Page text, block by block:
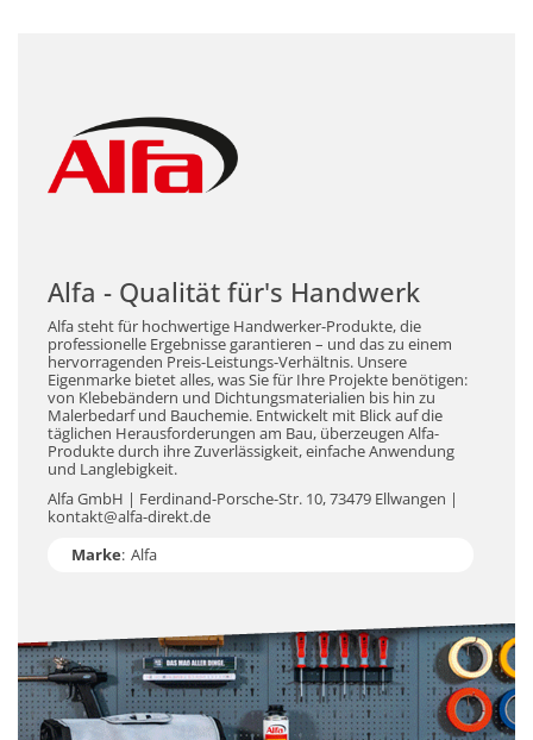
Alfa - Qualität für's Handwerk
Alfa steht für hochwertige Handwerker-Produkte, die
professionelle Ergebnisse garantieren – und das zu einem
hervorragenden Preis-Leistungs-Verhältnis. Unsere
Eigenmarke bietet alles, was Sie für Ihre Projekte benötigen:
von Klebebändern und Dichtungsmaterialien bis hin zu
Malerbedarf und Bauchemie. Entwickelt mit Blick auf die
täglichen Herausforderungen am Bau, überzeugen Alfa-
Produkte durch ihre Zuverlässigkeit, einfache Anwendung
und Langlebigkeit.
Alfa GmbH | Ferdinand-Porsche-Str. 10, 73479 Ellwangen |
kontakt@alfa-direkt.de
Marke: Alfa